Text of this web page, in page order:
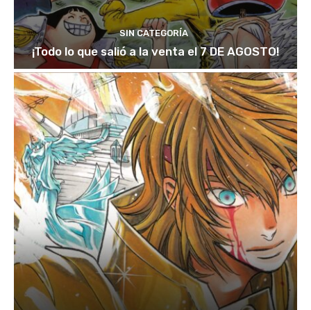
SIN CATEGORÍA
¡Todo lo que salió a la venta el 7 DE AGOSTO!